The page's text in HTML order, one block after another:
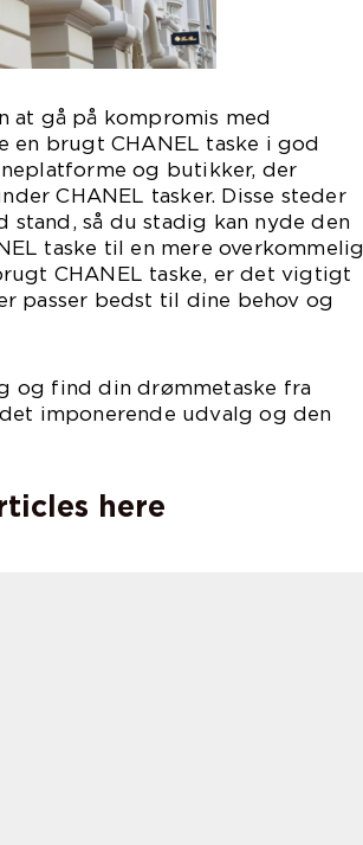
at gå på kompromis med
en brugt CHANEL taske i god
og butikker, der
CHANEL tasker. Disse steder
stand, så du stadig kan nyde den
taske til en mere overkommelig
CHANEL taske, er det vigtigt
passer bedst til dine behov og
og find din drømmetaske fra
imponerende udvalg og den
here